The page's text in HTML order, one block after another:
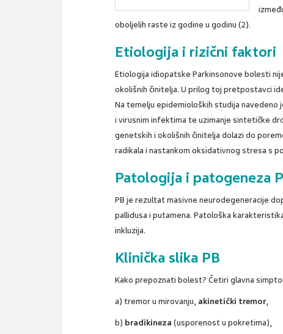
oboljelih raste iz godine u godinu (2).
Etiologija i rizični faktori
Etiologija idiopatske Parkinsonove bolesti
okolišnih činitelja. U prilog toj pretpostavci
Na temelju epidemioloških studija
i virusnim infektima te uzimanje sintetičke
genetskih i okolišnih činitelja dolazi do
radikala i nastankom oksidativnog stresa s
Patologija i patogeneza
PB je rezultat masivne neurodegeneracije
pallidusa i putamena. Patološka
inkluzija.
Klinička slika PB
Kako prepoznati bolest? Četiri glavna
a) tremor u mirovanju, akinetički tremor,
b) bradikineza(usporenost u pokretima),